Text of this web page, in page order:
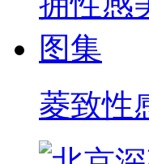
菱致性